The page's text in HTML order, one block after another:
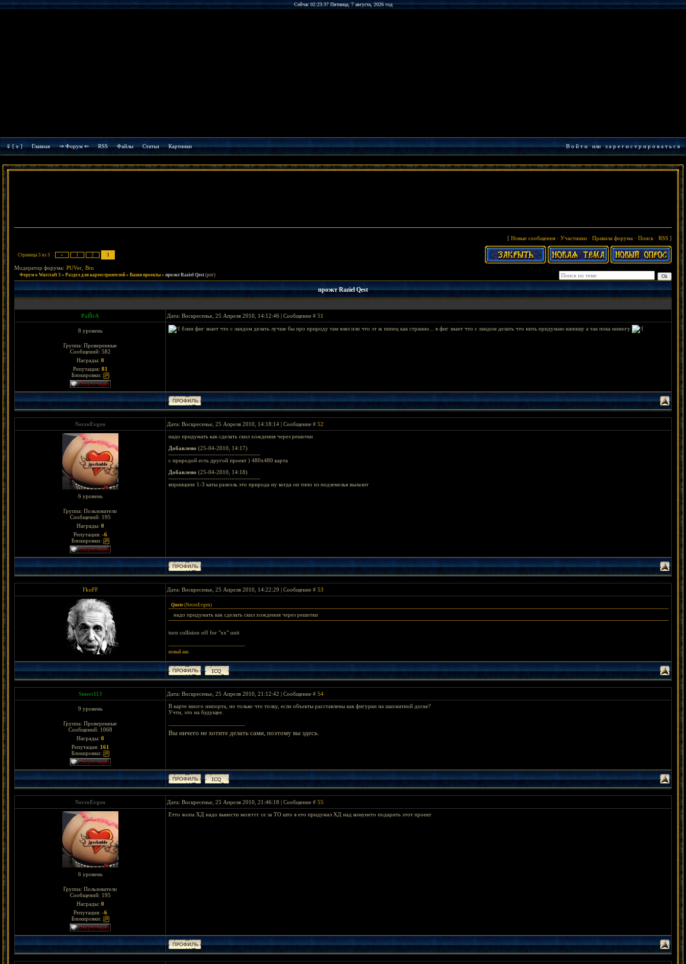
Сейчас 02:23:37 Пятница, 7 августа, 2026 год
⇓ [ x ] Главная ⇒ Форум ⇐ RSS Файлы Cтатьи Картинки В о й т иилиз а р е г и с т р и р о в а т ь с я
[ Новые сообщения · Участники · Правила форума · Поиск · RSS ]
Страница 3 из 3 « 1 2 3
Модератор форума: PUVer Bru
Форум о Warcraft 3 » Раздел для картостроителей » Ваши проекты » проэкт Raziel Qest (рпг)
проэкт Raziel Qest
РаЙгА Дата: Воскресенье, 25 Апреля 2010, 14:12:46 | Сообщение # 51
8 уровень
Группа: Проверенные
Сообщений: 582
Награды: 0
Репутация: 81
Блокировки:
блин фиг знает что с ландом делать лучше бы про природу там взял или что эт ж пипец как странно... я фиг знает что с ландом делать что нить придумаю напишу а так пока нимогу
NecroEvgen Дата: Воскресенье, 25 Апреля 2010, 14:18:14 | Сообщение # 52
6 уровень
Группа: Пользователи
Сообщений: 195
Награды: 0
Репутация: -6
Блокировки:
надо придумать как сделать скил хождения через решотки
Добавлено (25-04-2010, 14:17)
---------------------------------------------
с природой есть другой проект ) 480х480 карта
Добавлено (25-04-2010, 14:18)
---------------------------------------------
впринципе 1-3 каты разиэль это природа ну когда он типо из подземелья вылазит
FkoFF Дата: Воскресенье, 25 Апреля 2010, 14:22:29 | Сообщение # 53
Quote (NecroEvgen)
надо придумать как сделать скил хождения через решотки
turn collision off for "xx" unit
новый акк
Smert113 Дата: Воскресенье, 25 Апреля 2010, 21:12:42 | Сообщение # 54
9 уровень
Группа: Проверенные
Сообщений: 1068
Награды: 0
Репутация: 161
Блокировки:
В карте много импорта, но только что толку, если объекты расставлены как фигурки на шахматной доске?
Учти, это на будущее.
Вы ничего не хотите делать сами, поэтому вы здесь.
NecroEvgen Дата: Воскресенье, 25 Апреля 2010, 21:46:18 | Сообщение # 55
6 уровень
Группа: Пользователи
Сообщений: 195
Награды: 0
Репутация: -6
Блокировки:
Етто жопа ХД надо вынести мозгггг се за ТО што я ето придумал ХД над комунето подарить этот проект